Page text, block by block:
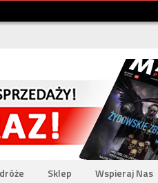
Sklep Wspieraj Nas